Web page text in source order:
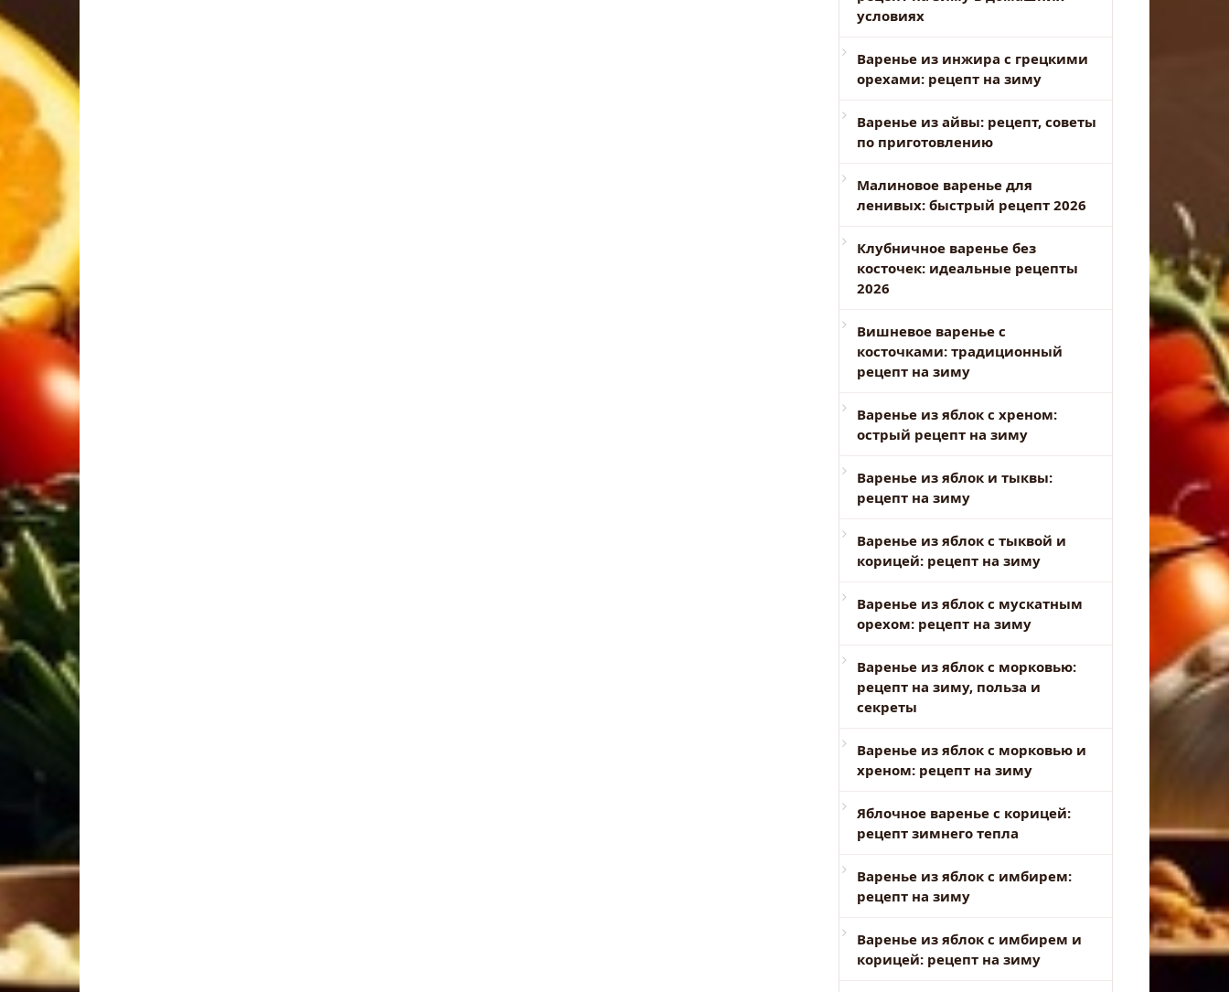
условиях
Варенье из инжира с грецкими
орехами: рецепт на зиму
Варенье из айвы: рецепт, советы
по приготовлению
Малиновое варенье для
ленивых: быстрый рецепт 2026
Клубничное варенье без
косточек: идеальные рецепты
2026
Вишневое варенье с
косточками: традиционный
рецепт на зиму
Варенье из яблок с хреном:
острый рецепт на зиму
Варенье из яблок и тыквы:
рецепт на зиму
Варенье из яблок с тыквой и
корицей: рецепт на зиму
Варенье из яблок с мускатным
орехом: рецепт на зиму
Варенье из яблок с морковью:
рецепт на зиму, польза и
секреты
Варенье из яблок с морковью и
хреном: рецепт на зиму
Яблочное варенье с корицей:
рецепт зимнего тепла
Варенье из яблок с имбирем:
рецепт на зиму
Варенье из яблок с имбирем и
корицей: рецепт на зиму